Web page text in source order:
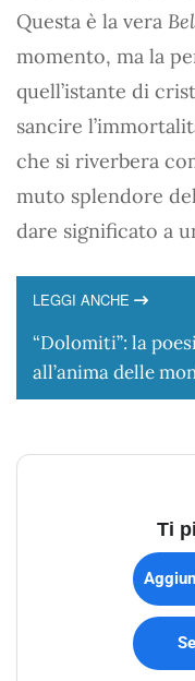
Questa è la vera
momento, ma la
quell’istante di
sancire
che si riverbera
muto splendore
dare significato a
LEGGI ANCHE
“Dolomiti”: la
all’anima delle
Ti